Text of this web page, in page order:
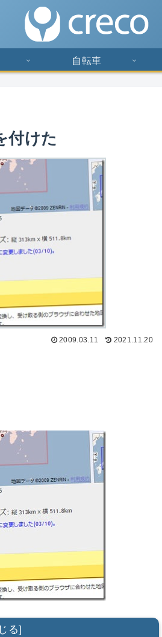
自転車
付けた
2009.03.11 2021.11.20